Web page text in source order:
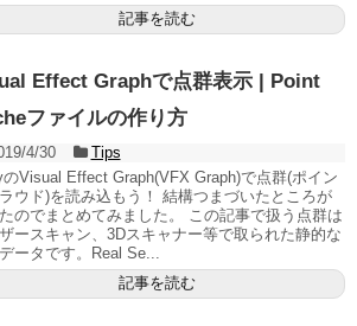
記事を読む
Effect Graphで点群表示 | Point
ファイルの作り方
4/30
Tips
のVisual Effect Graph(VFX Graph)で点群(ポイン
ラウド)を読み込もう！ 結構つまづいたところが
のでまとめてみました。 この記事で扱う点群は
ースキャン、3Dスキャナー等で取られた静的な
ータです。Real Se...
記事を読む